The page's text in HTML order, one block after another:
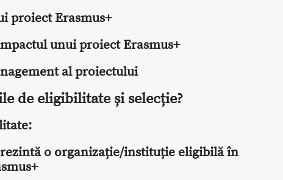
proiect Erasmus+
unui proiect Erasmus+
al proiectului
de eligibilitate și selecție?
o organizație/instituție eligibilă în